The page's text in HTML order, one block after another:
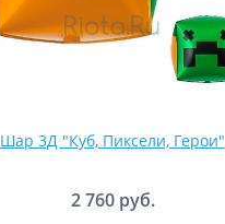
Шар 3Д "Куб, Пиксели, Герои"
2 760 руб.